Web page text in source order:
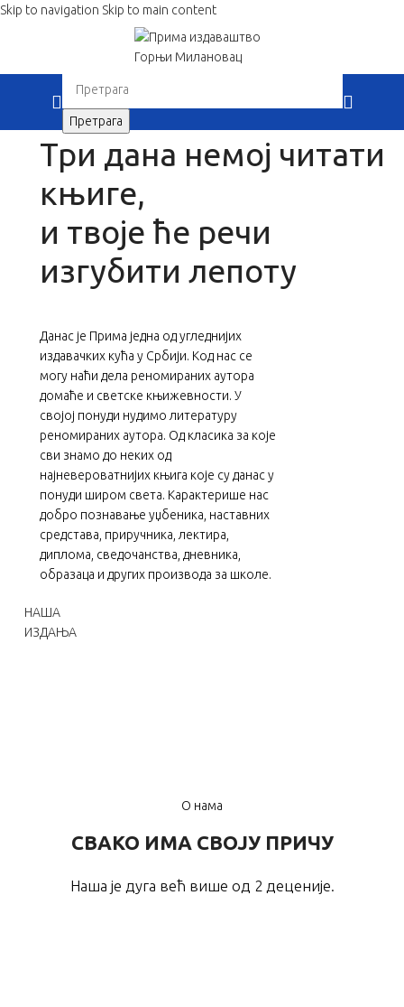
Skip to navigation Skip to main content
Претрага
Прима издаваштво и дистрибуција
Три дана немој читати
књиге,
и твоје ће речи
изгубити лепоту
Данас је Прима једна од угледнијих
издавачких кућа у Србији. Код нас се
могу наћи дела реномираних аутора
домаће и светске књижевности. У
својој понуди нудимо литературу
реномираних аутора. Од класика за које
сви знамо до неких од
најневероватнијих књига које су данас у
понуди широм света. Карактерише нас
добро познавање уџбеника, наставних
средстава, приручника, лектира,
диплома, сведочанства, дневника,
образаца и других производа за школе.
НАША
ИЗДАЊА
О нама
СВАКО ИМА СВОЈУ ПРИЧУ
Наша је дуга већ више од 2 деценије.